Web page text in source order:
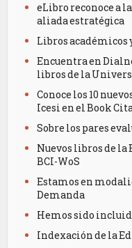
eLibro reconoce a
aliada estratégica
Libros académicos
Encuentra en
libros de la
Conoce los 10
Icesi en el Book
Sobre los pares
Nuevos libros de
BCI-WoS
Estamos en
Demanda
Hemos sido
Indexación de la